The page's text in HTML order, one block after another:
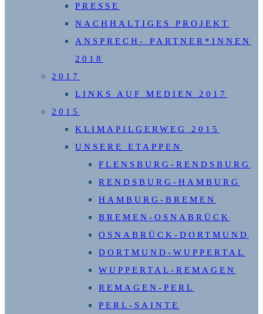
PRESSE
NACHHALTIGES PROJEKT
ANSPRECH- PARTNER*INNEN
2018
2017
LINKS AUF MEDIEN 2017
2015
KLIMAPILGERWEG 2015
UNSERE ETAPPEN
FLENSBURG-RENDSBURG
RENDSBURG-HAMBURG
HAMBURG-BREMEN
BREMEN-OSNABRÜCK
OSNABRÜCK-DORTMUND
DORTMUND-WUPPERTAL
WUPPERTAL-REMAGEN
REMAGEN-PERL
PERL-SAINTE